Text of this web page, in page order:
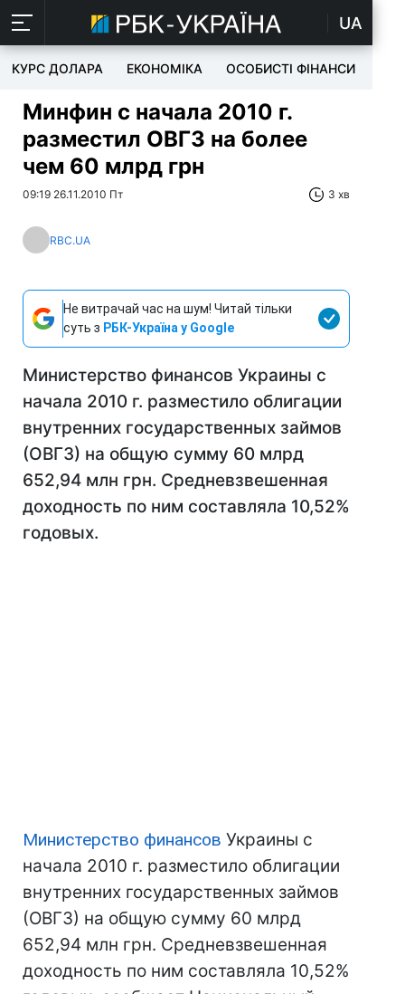
UA
КУРС ДОЛАРА ЕКОНОМІКА ОСОБИСТІ ФІНАНСИ
Минфин с начала 2010 г.
разместил ОВГЗ на более
чем 60 млрд грн
09:19 26.11.2010 Пт 3 хв
RBC.UA
Не витрачай час на шум! Читай тільки
суть з РБК-Україна у Google
Министерство финансов Украины с
начала 2010 г. разместило облигации
внутренних государственных займов
(ОВГЗ) на общую сумму 60 млрд
652,94 млн грн. Средневзвешенная
доходность по ним составляла 10,52%
годовых.
Министерство финансов Украины с
начала 2010 г. разместило облигации
внутренних государственных займов
(ОВГЗ) на общую сумму 60 млрд
652,94 млн грн. Средневзвешенная
доходность по ним составляла 10,52%